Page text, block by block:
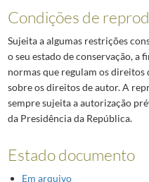
Condições de
Sujeita a algumas restrições
o seu estado de conservação, a
normas que regulam os direitos
sobre os direitos de autor. A
sempre sujeita a autorização
da Presidência da República.
Estado documento
Em arquivo